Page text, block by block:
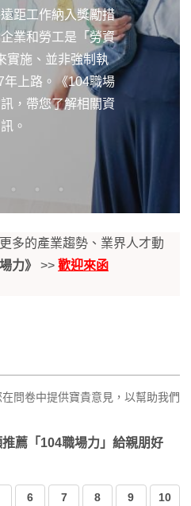
距工作納入獎勵措
業和勞工是「勞資
實施、並非強制執
年上路。《104職場
，帶您了解相關資
訊。
多的產業趨勢、業界人才動
力》 >> 歡迎來函
問卷中提供寶貴意見，以幫助我們
薦「104職場力」給親朋好
6 7 8 9 10